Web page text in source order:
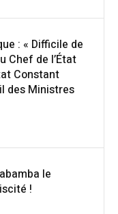
: « Difficile de
Chef de l’État
Constant
des Ministres
le
!